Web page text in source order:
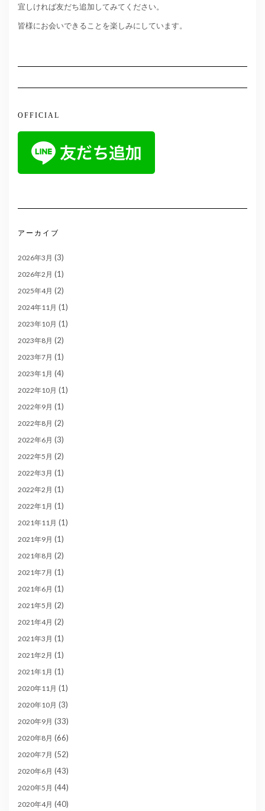
宜しければ友だち追加してみてください。
皆様にお会いできることを楽しみにしています。
OFFICIAL
アーカイブ
2026年3月 (3)
2026年2月 (1)
2025年4月 (2)
2024年11月 (1)
2023年10月 (1)
2023年8月 (2)
2023年7月 (1)
2023年1月 (4)
2022年10月 (1)
2022年9月 (1)
2022年8月 (2)
2022年6月 (3)
2022年5月 (2)
2022年3月 (1)
2022年2月 (1)
2022年1月 (1)
2021年11月 (1)
2021年9月 (1)
2021年8月 (2)
2021年7月 (1)
2021年6月 (1)
2021年5月 (2)
2021年4月 (2)
2021年3月 (1)
2021年2月 (1)
2021年1月 (1)
2020年11月 (1)
2020年10月 (3)
2020年9月 (33)
2020年8月 (66)
2020年7月 (52)
2020年6月 (43)
2020年5月 (44)
2020年4月 (40)